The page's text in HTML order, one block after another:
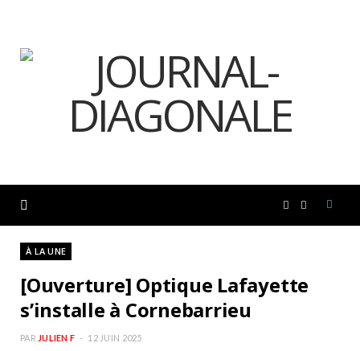
c s
À LA UNE
[Ouverture] Optique Lafayette
s’installe à Cornebarrieu
PAR JULIEN F 12 JUIN 2025